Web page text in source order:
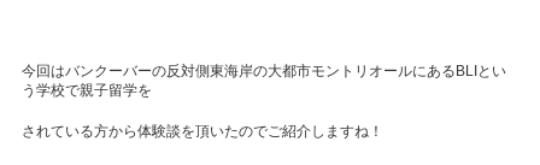
今回はバンクーバーの反対側東海岸の大都市モントリオールにあるBLIとい
う学校で親子留学を
されている方から体験談を頂いたのでご紹介しますね！